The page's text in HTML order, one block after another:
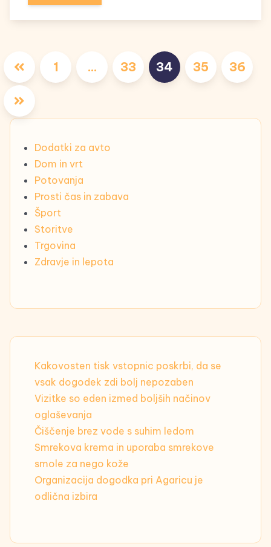
Številčenje
prispevkov
1 … 33 34 35 36
Dodatki za avto
Dom in vrt
Potovanja
Prosti čas in zabava
Šport
Storitve
Trgovina
Zdravje in lepota
Kakovosten tisk vstopnic poskrbi, da se
vsak dogodek zdi bolj nepozaben
Vizitke so eden izmed boljših načinov
oglaševanja
Čiščenje brez vode s suhim ledom
Smrekova krema in uporaba smrekove
smole za nego kože
Organizacija dogodka pri Agaricu je
odlična izbira